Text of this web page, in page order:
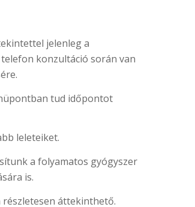
jelenleg a
konzultáció során van
tud időpontot
leleteiket.
a folyamatos gyógyszer
is.
áttekinthető.